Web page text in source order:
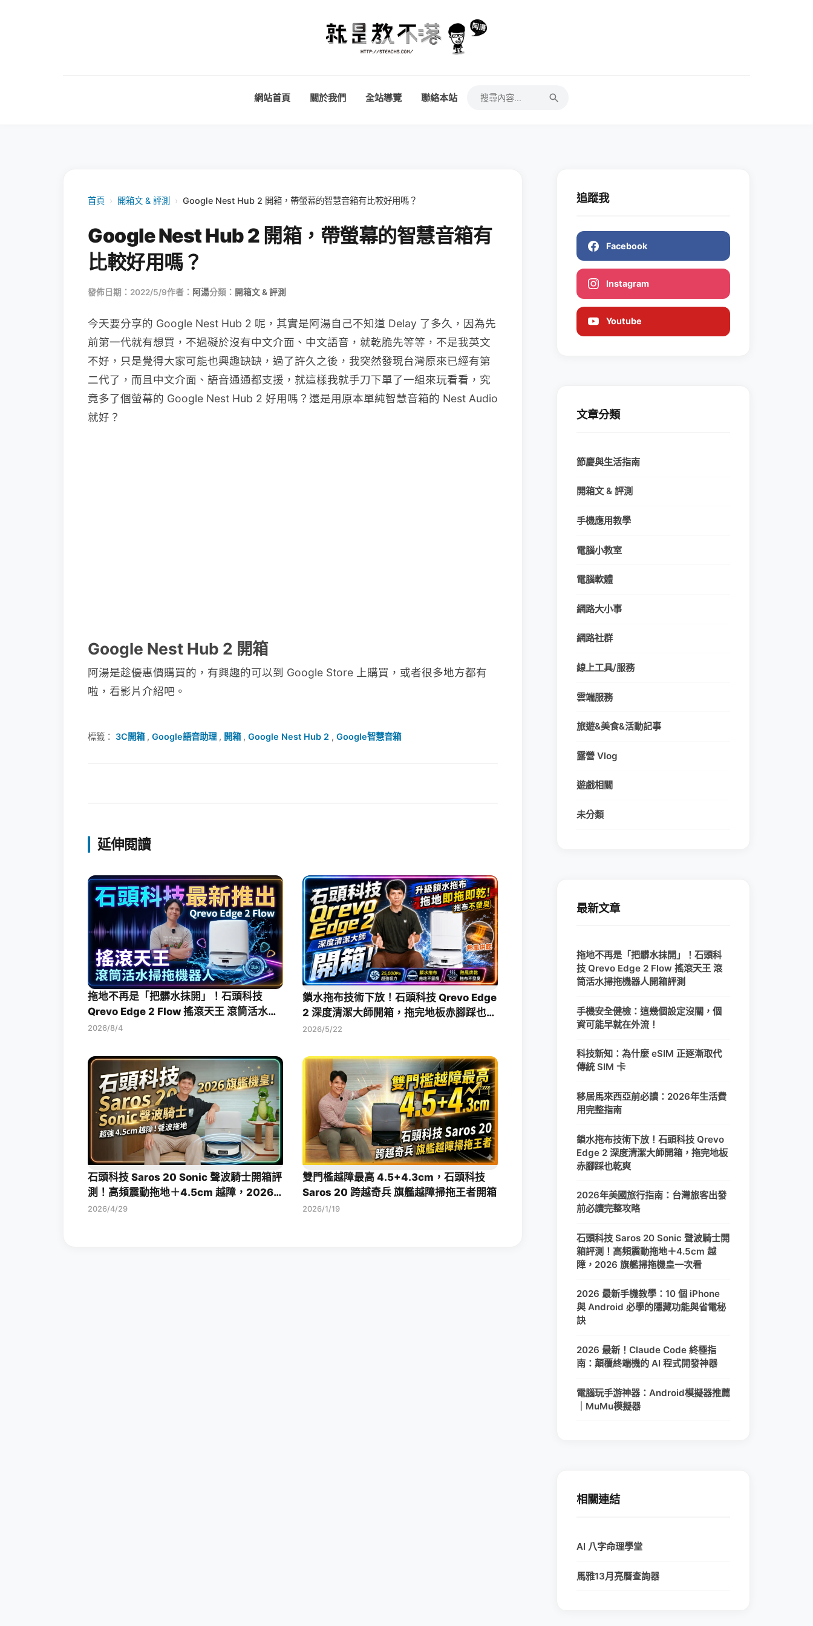
網站首頁 關於我們 全站導覽 聯絡本站
首頁 › 開箱文 & 評測 › Google Nest Hub 2 開箱，帶螢幕的智慧音箱有比較好用嗎？
Google Nest Hub 2 開箱，帶螢幕的智慧音箱有
比較好用嗎？
發佈日期：2022/5/9作者： 阿湯分類： 開箱文 & 評測
今天要分享的 Google Nest Hub 2 呢，其實是阿湯自己不知道 Delay 了多久，因為先
前第一代就有想買，不過礙於沒有中文介面、中文語音，就乾脆先等等，不是我英文
不好，只是覺得大家可能也興趣缺缺，過了許久之後，我突然發現台灣原來已經有第
二代了，而且中文介面、語音通通都支援，就這樣我就手刀下單了一組來玩看看，究
竟多了個螢幕的 Google Nest Hub 2 好用嗎？還是用原本單純智慧音箱的 Nest Audio
就好？
Google Nest Hub 2 開箱
阿湯是趁優惠價購買的，有興趣的可以到 Google Store 上購買，或者很多地方都有
啦，看影片介紹吧。
標籤： 3C開箱, Google語音助理 , 開箱, Google Nest Hub 2 , Google智慧音箱
延伸閱讀
拖地不再是「把髒水抹開」！石頭科技
Qrevo Edge 2 Flow 搖滾天王 滾筒活水掃
拖機器人開箱評測
2026/8/4
鎖水拖布技術下放！石頭科技 Qrevo Edge
2 深度清潔大師開箱，拖完地板赤腳踩也乾
爽
2026/5/22
石頭科技 Saros 20 Sonic 聲波騎士開箱評
測！高頻震動拖地＋4.5cm 越障，2026
旗艦掃拖機皇一次看
2026/4/29
雙門檻越障最高 4.5+4.3cm，石頭科技
Saros 20 跨越奇兵 旗艦越障掃拖王者開箱
2026/1/19
追蹤我
Facebook
Instagram
Youtube
文章分類
節慶與生活指南
開箱文 & 評測
手機應用教學
電腦小教室
電腦軟體
網路大小事
網路社群
線上工具/服務
雲端服務
旅遊&美食&活動記事
露營 Vlog
遊戲相關
未分類
最新文章
拖地不再是「把髒水抹開」！石頭科
技 Qrevo Edge 2 Flow 搖滾天王 滾
筒活水掃拖機器人開箱評測
手機安全健檢：這幾個設定沒關，個
資可能早就在外流！
科技新知：為什麼 eSIM 正逐漸取代
傳統 SIM 卡
移居馬來西亞前必讀：2026年生活費
用完整指南
鎖水拖布技術下放！石頭科技 Qrevo
Edge 2 深度清潔大師開箱，拖完地板
赤腳踩也乾爽
2026年美國旅行指南：台灣旅客出發
前必讀完整攻略
石頭科技 Saros 20 Sonic 聲波騎士開
箱評測！高頻震動拖地＋4.5cm 越
障，2026 旗艦掃拖機皇一次看
2026 最新手機教學：10 個 iPhone
與 Android 必學的隱藏功能與省電秘
訣
2026 最新！Claude Code 終極指
南：顛覆終端機的 AI 程式開發神器
電腦玩手游神器：Android模擬器推薦
｜MuMu模擬器
相關連結
AI 八字命理學堂
馬雅13月亮曆查詢器